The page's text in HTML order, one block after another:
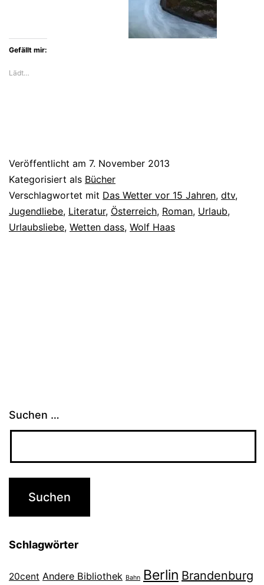
15
Jahren
Gefällt mir:
Lädt…
Veröffentlicht am 7. November 2013
Kategorisiert als Bücher
Verschlagwortet mit Das Wetter vor 15 Jahren, dtv,
Jugendliebe, Literatur, Österreich, Roman, Urlaub,
Urlaubsliebe, Wetten dass, Wolf Haas
Suchen …
Schlagwörter
20cent Andere Bibliothek Bahn Berlin Brandenburg